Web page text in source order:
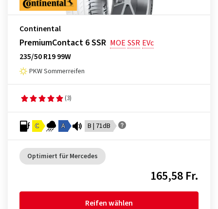
Continental
PremiumContact 6 SSR MOE SSR EVc
235/50 R19 99W
PKW Sommerreifen
(3)
C A B | 71dB
Optimiert für Mercedes
165,58 Fr.
Reifen wählen